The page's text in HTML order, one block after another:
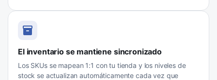
El inventario se mantiene sincronizado
Los SKUs se mapean 1:1 con tu tienda y los niveles de
stock se actualizan automáticamente cada vez que